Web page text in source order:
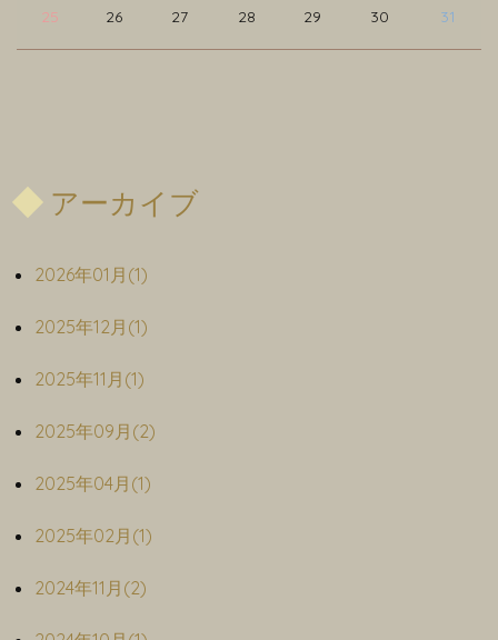
25 26 27 28 29 30 31
アーカイブ
2026年01月(1)
2025年12月(1)
2025年11月(1)
2025年09月(2)
2025年04月(1)
2025年02月(1)
2024年11月(2)